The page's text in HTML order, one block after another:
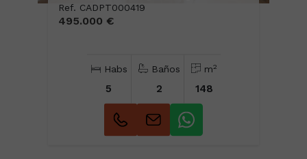
Ref. CADPT000419
495.000 €
Habs
5
Baños
2
m2
148